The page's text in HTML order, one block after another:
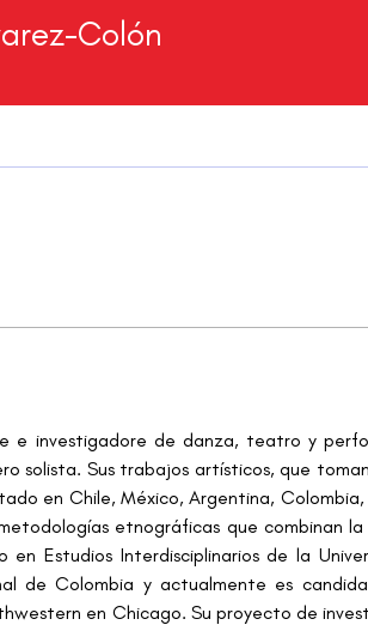
Colón
e investigadore de danza, teatro y
solista. Sus trabajos artísticos, que
en Chile, México, Argentina, Colombia,
etnográficas que combinan
en Estudios Interdisciplinarios de la
de Colombia y actualmente es
en Chicago. Su proyecto de